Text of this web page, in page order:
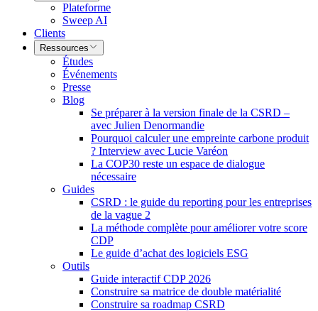
Plateforme
Sweep AI
Clients
Ressources
Études
Événements
Presse
Blog
Se préparer à la version finale de la CSRD –
avec Julien Denormandie
Pourquoi calculer une empreinte carbone produit
? Interview avec Lucie Varéon
La COP30 reste un espace de dialogue
nécessaire
Guides
CSRD : le guide du reporting pour les entreprises
de la vague 2
La méthode complète pour améliorer votre score
CDP
Le guide d’achat des logiciels ESG
Outils
Guide interactif CDP 2026
Construire sa matrice de double matérialité
Construire sa roadmap CSRD